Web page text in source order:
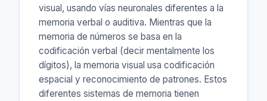
visual, usando vías neuronales diferentes a la
memoria verbal o auditiva. Mientras que la
memoria de números se basa en la
codificación verbal (decir mentalmente los
dígitos), la memoria visual usa codificación
espacial y reconocimiento de patrones. Estos
diferentes sistemas de memoria tienen